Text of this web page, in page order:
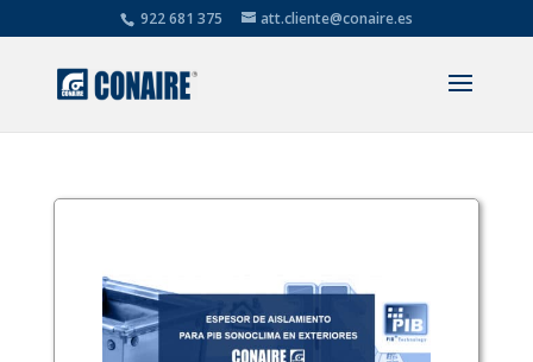
922 681 375 att.cliente@conaire.es